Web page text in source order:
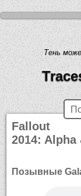
Тень
Fallout
2014: Alpha
Позывные